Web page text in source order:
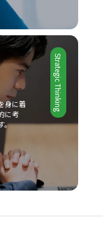
を武器にして激戦
強みをしっかりと
要性が理解できる
確にし、適切な
ことで、どのよう
可能となります。
おいては、単なる
を実現するための
身が常に学び、挑
急激な変革期にお
と企業の成長を
力を身につけ、
めの確固たる手法
と言えるでしょ
身に着
に考
。
Strategic Thinking